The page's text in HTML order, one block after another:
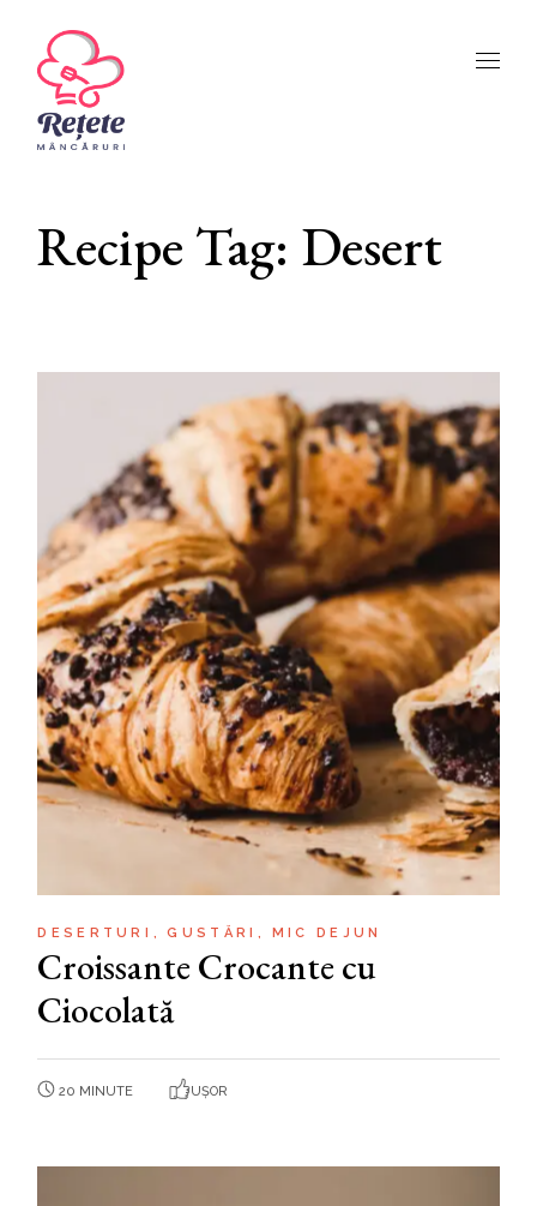
content
Recipe Tag: Desert
DESERTURI GUSTĂRI MIC DEJUN
Croissante Crocante cu
Ciocolată
20 MINUTE UȘOR